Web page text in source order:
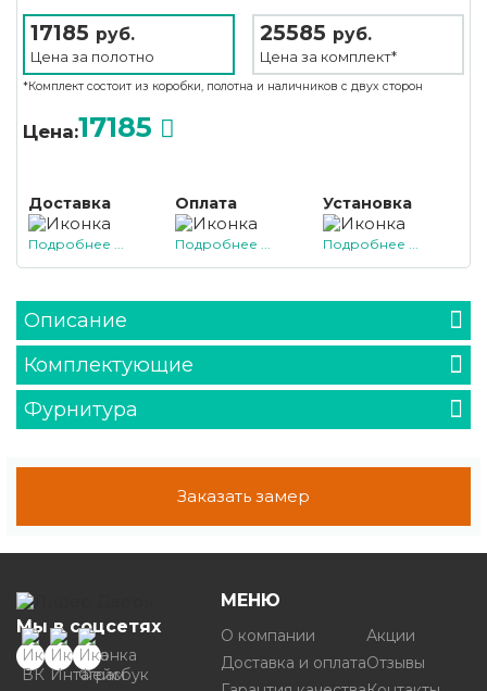
17185 руб.
Цена за полотно
25585 руб.
Цена за комплект*
*Комплект состоит из коробки, полотна и наличников с двух сторон
Цена:17185
Доставка
Подробнее ...
Оплата
Подробнее ...
Установка
Подробнее ...
Описание
Комплектующие
Фурнитура
Заказать замер
Мы в соцсетях
МЕНЮ
О компании
Доставка и оплата
Акции
Отзывы